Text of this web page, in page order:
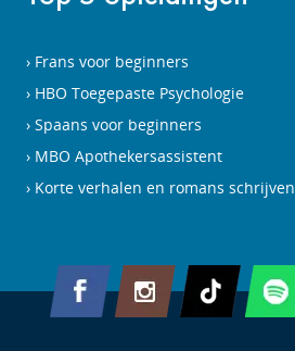
Frans voor beginners
HBO Toegepaste Psychologie
Spaans voor beginners
MBO Apothekersassistent
Korte verhalen en romans schrijven